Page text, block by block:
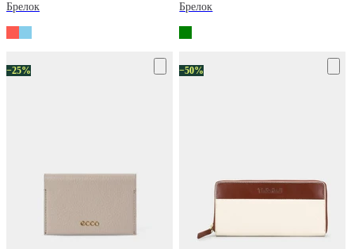
Брелок
Брелок
−25% −50%